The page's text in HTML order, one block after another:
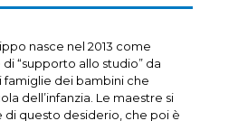
nasce nel 2013 come
“supporto allo studio” da
dei bambini che
dell’infanzia. Le maestre si
questo desiderio, che poi è